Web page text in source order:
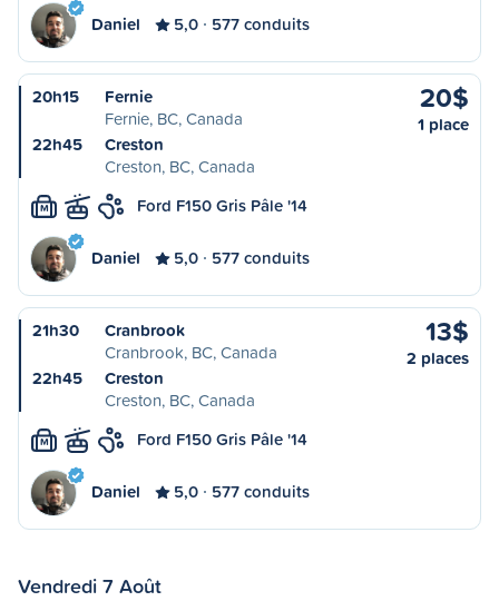
Daniel 5,0 577 conduits
20h15
Fernie
Fernie, BC, Canada
22h45
Creston
Creston, BC, Canada
20$
1 place
M Ford F150 Gris Pâle '14
Daniel 5,0 577 conduits
21h30
Cranbrook
Cranbrook, BC, Canada
22h45
Creston
Creston, BC, Canada
13$
2 places
M Ford F150 Gris Pâle '14
Daniel 5,0 577 conduits
Vendredi 7 Août